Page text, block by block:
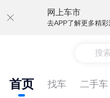
网上车市
去APP了解更多精彩
搜
首页 找车 二手车